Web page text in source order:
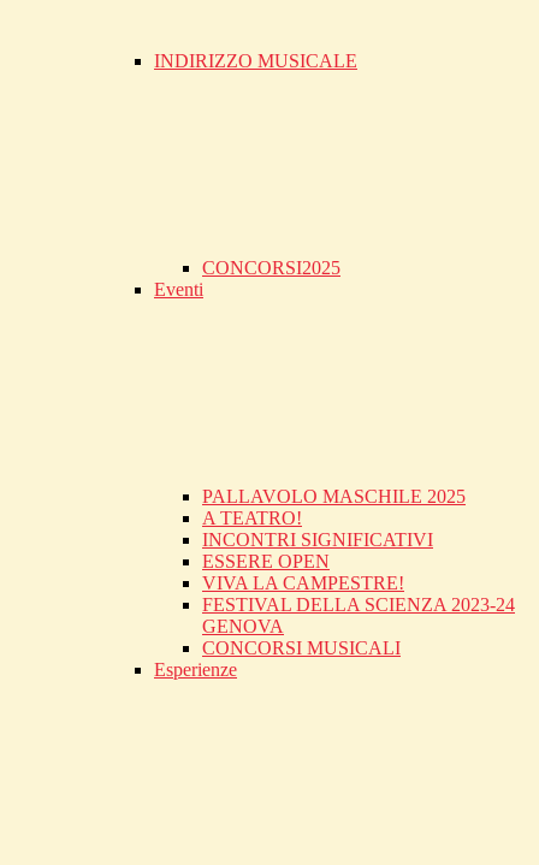
INDIRIZZO MUSICALE
CONCORSI2025
Eventi
PALLAVOLO MASCHILE 2025
A TEATRO!
INCONTRI SIGNIFICATIVI
ESSERE OPEN
VIVA LA CAMPESTRE!
FESTIVAL DELLA SCIENZA 2023-24
GENOVA
CONCORSI MUSICALI
Esperienze